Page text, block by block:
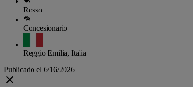
Rosso
Concesionario
Reggio Emilia, Italia
Publicado el 6/16/2026